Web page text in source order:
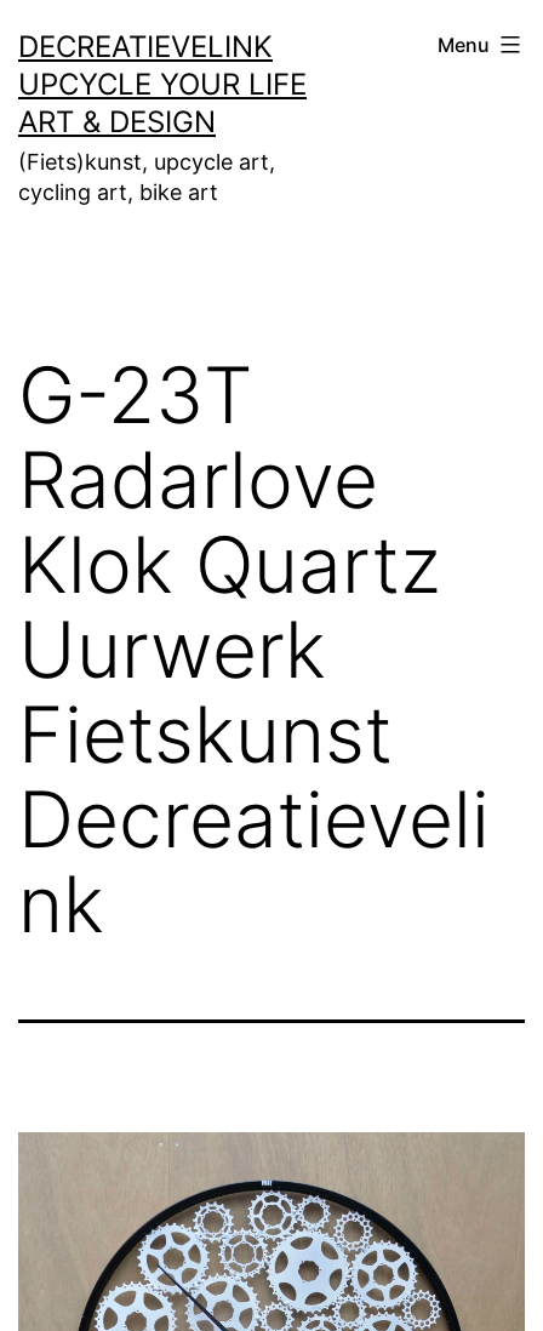
naar
de
inhoud
DECREATIEVELINK
UPCYCLE YOUR LIFE
ART & DESIGN
(Fiets)kunst, upcycle art,
cycling art, bike art
Menu
G-23T
Radarlove
Klok Quartz
Uurwerk
Fietskunst
Decreatieveli
nk